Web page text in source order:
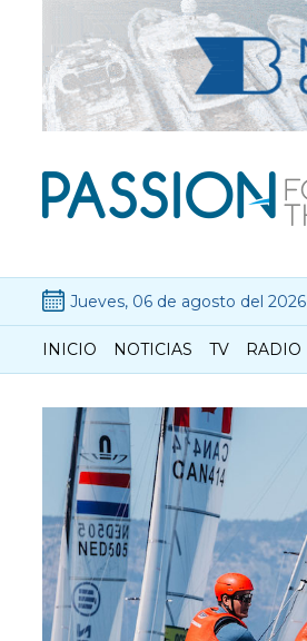
Jueves, 06 de agosto del 2026
INICIO NOTICIAS TV RADIO